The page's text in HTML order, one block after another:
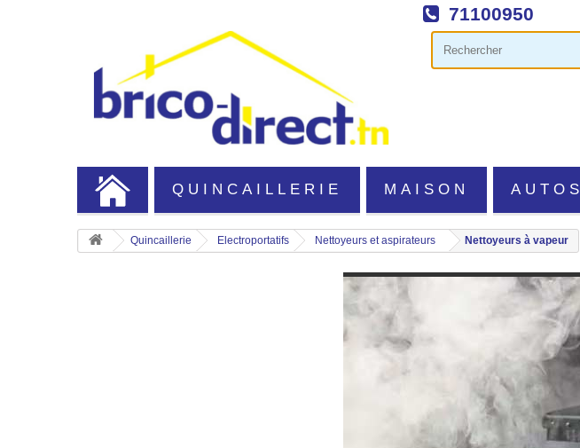
71100950
QUINCAILLERIE MAISON AUTOS
Quincaillerie Electroportatifs Nettoyeurs et aspirateurs Nettoyeurs à vapeur